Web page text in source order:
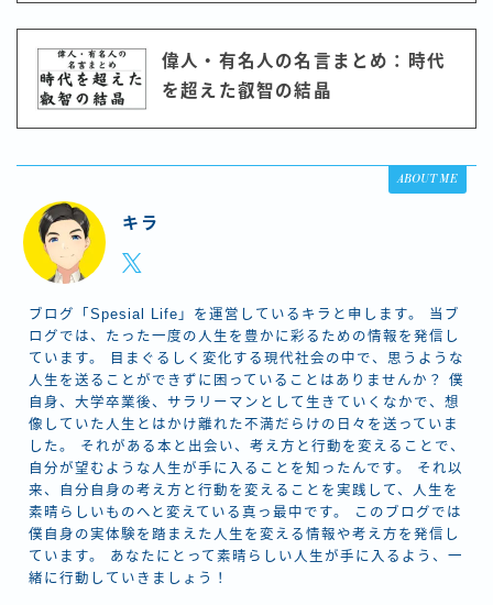
偉人・有名人の名言まとめ：時代
を超えた叡智の結晶
ABOUT ME
キラ
ブログ「Spesial Life」を運営しているキラと申します。 当ブ
ログでは、たった一度の人生を豊かに彩るための情報を発信し
ています。 目まぐるしく変化する現代社会の中で、思うような
人生を送ることができずに困っていることはありませんか？ 僕
自身、大学卒業後、サラリーマンとして生きていくなかで、想
像していた人生とはかけ離れた不満だらけの日々を送っていま
した。 それがある本と出会い、考え方と行動を変えることで、
自分が望むような人生が手に入ることを知ったんです。 それ以
来、自分自身の考え方と行動を変えることを実践して、人生を
素晴らしいものへと変えている真っ最中です。 このブログでは
僕自身の実体験を踏まえた人生を変える情報や考え方を発信し
ています。 あなたにとって素晴らしい人生が手に入るよう、一
緒に行動していきましょう！